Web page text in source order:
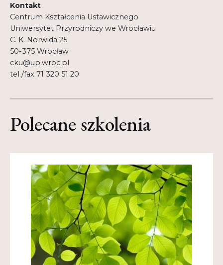
Kontakt
Centrum Kształcenia Ustawicznego
Uniwersytet Przyrodniczy we Wrocławiu
C. K. Norwida 25
50-375 Wrocław
cku@up.wroc.pl
tel./fax 71 320 51 20